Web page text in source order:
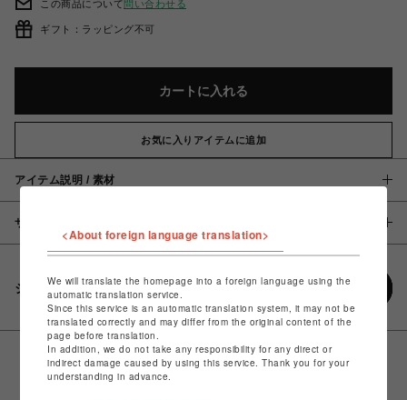
この商品について問い合わせる
ギフト：ラッピング不可
カートに入れる
お気に入りアイテムに追加
アイテム説明 / 素材
サイズ
シェアする
<About foreign language translation>
We will translate the homepage into a foreign language using the
automatic translation service.
Since this service is an automatic translation system, it may not be
translated correctly and may differ from the original content of the
page before translation.
In addition, we do not take any responsibility for any direct or
indirect damage caused by using this service. Thank you for your
understanding in advance.